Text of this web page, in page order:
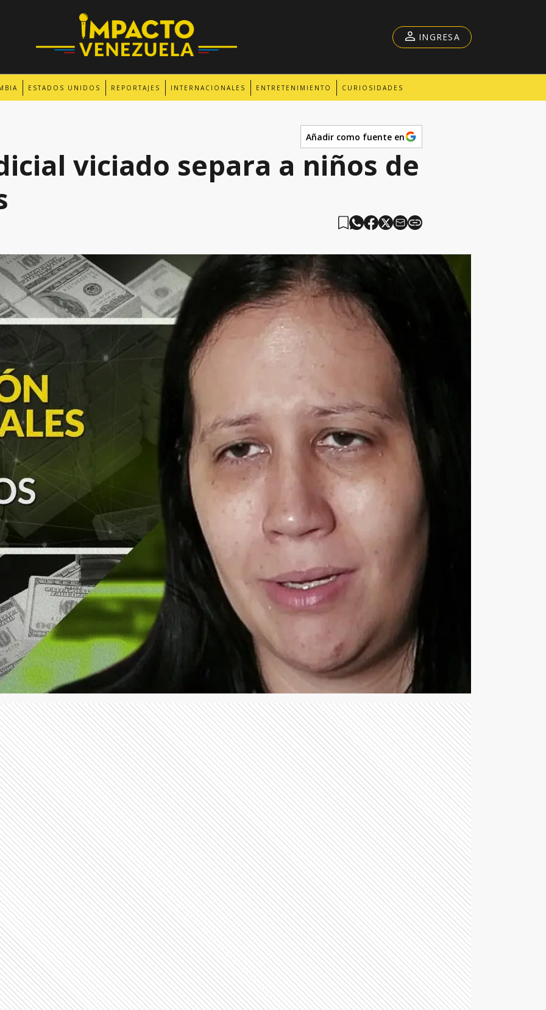
ESTADOS UNIDOS REPORTAJES INTERNACIONALES ENTRETENIMIENTO CURIOSIDADES
INGRESA
Añadir como fuente en
viciado separa a niños de